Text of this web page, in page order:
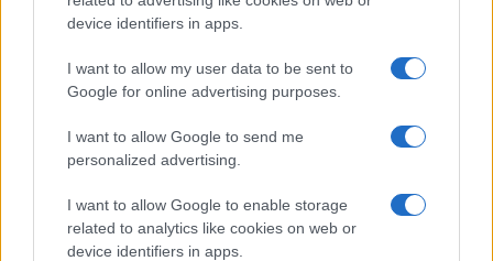
device identifiers in apps.
I want to allow my user data to be sent to
Google for online advertising purposes.
I want to allow Google to send me
personalized advertising.
I want to allow Google to enable storage
related to analytics like cookies on web or
device identifiers in apps.